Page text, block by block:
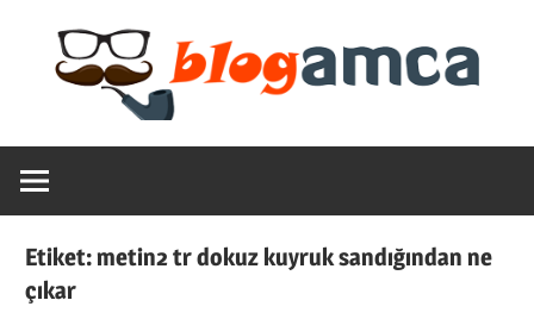
content
Blogamca
2025
Haber,
Blogların
Amcası
Etiket:metin2 tr dokuz kuyruk sandığından ne
çıkar